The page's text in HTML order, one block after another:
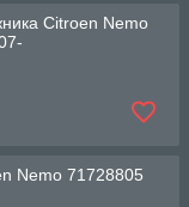
Citroen Nemo
Nemo 71728805